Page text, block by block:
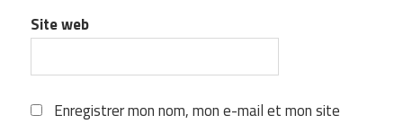
Site web
Enregistrer mon nom, mon e-mail et mon site